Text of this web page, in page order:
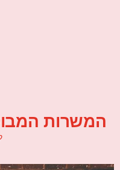
המשרות